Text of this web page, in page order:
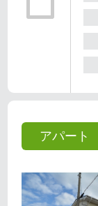
アパート